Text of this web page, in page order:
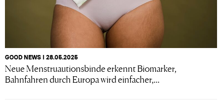
GOOD NEWS I 28.05.2025
Neue Menstruautionsbinde erkennt Biomarker,
Bahnfahren durch Europa wird einfacher,...